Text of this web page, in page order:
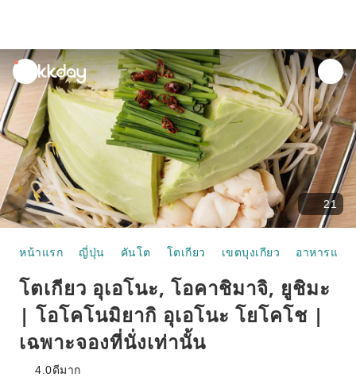
unread
notifications
21
หน้าแรก ญี่ปุ่น คันโต โตเกียว เขตบุงเกียว อาหารและ
โตเกียว อุเอโนะ, โอคาชิมาจิ, ยูชิมะ
| โอโคโนมิยากิ อุเอโนะ โยโคโช |
เฉพาะจองที่นั่งเท่านั้น
4.0ดีมาก